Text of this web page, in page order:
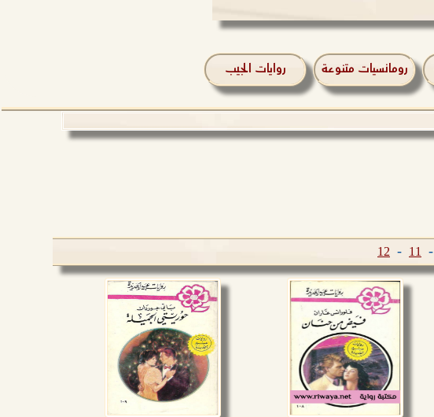
رومانسيات متنوعة روايات الجيب
-
11
-
12